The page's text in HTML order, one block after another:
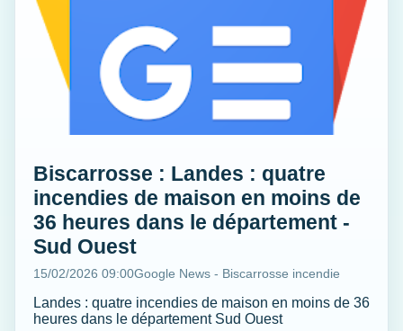
Biscarrosse : Landes : quatre
incendies de maison en moins de
36 heures dans le département -
Sud Ouest
15/02/2026 09:00Google News - Biscarrosse incendie
Landes : quatre incendies de maison en moins de 36
heures dans le département Sud Ouest